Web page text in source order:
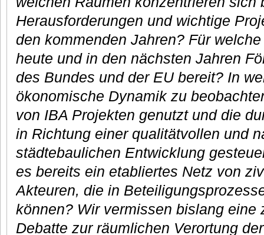
Herausforderungen und wichtige
den kommenden Jahren? Für
heute und in den nächsten Jahren
des Bundes und der EU bereit? In
ökonomische Dynamik zu
von IBA Projekten genutzt und die
in Richtung einer qualitätvollen und
städtebaulichen Entwicklung
es bereits ein etabliertes Netz von
Akteuren, die in
können? Wir vermissen bislang eine
Debatte zur räumlichen Verortung